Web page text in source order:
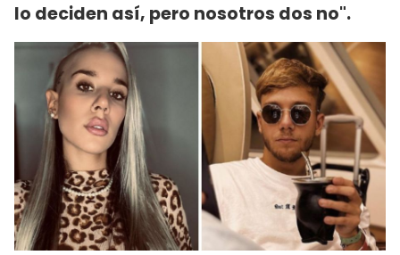
lo deciden así, pero nosotros dos no".